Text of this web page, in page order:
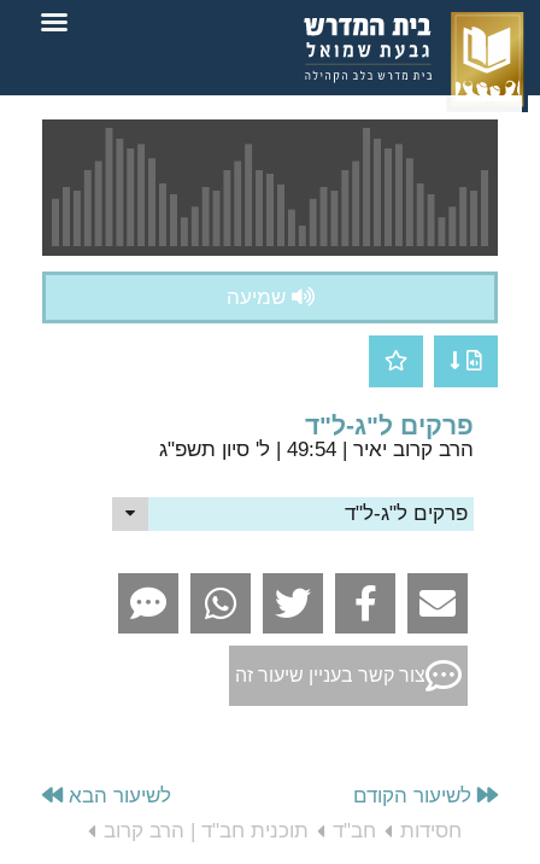
שמיעה
פרקים ל"ג-ל"ד
הרב קרוב יאיר | 49:54 | ל' סיון תשפ"ג
פרקים ל"ג-ל"ד
צור קשר בעניין שיעור זה
לשיעור הקודם
לשיעור הבא
חסידות
חב"ד תוכנית חב"ד | הרב קרוב